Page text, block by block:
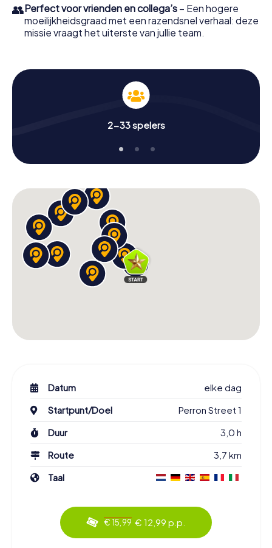
👥Perfect voor vrienden en collega’s – Een hogere
moeilijkheidsgraad met een razendsnel verhaal: deze
missie vraagt het uiterste van jullie team.
2-33 spelers
Datum
elke dag
Startpunt/Doel
Perron Street 1
Duur
3,0 h
Route
3,7 km
Taal
€ 15,99 € 12,99 p.p.